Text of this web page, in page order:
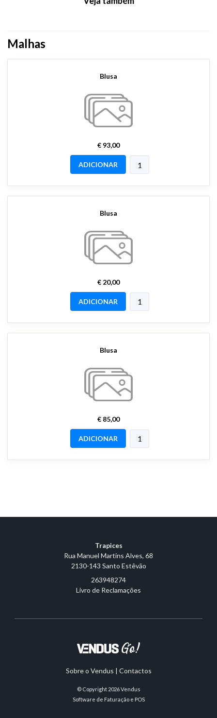
Malhas
Blusa
€ 93,00
ADICIONAR
Blusa
€ 20,00
ADICIONAR
Blusa
€ 85,00
ADICIONAR
Trapices
Rua Manuel Martins Alves, 68
2130-143 Santo Estêvão
263948274
Livro de Reclamações
Sobre o Vendus | Contactos
© Copyright 2026Vendus
Software de Faturação e POS